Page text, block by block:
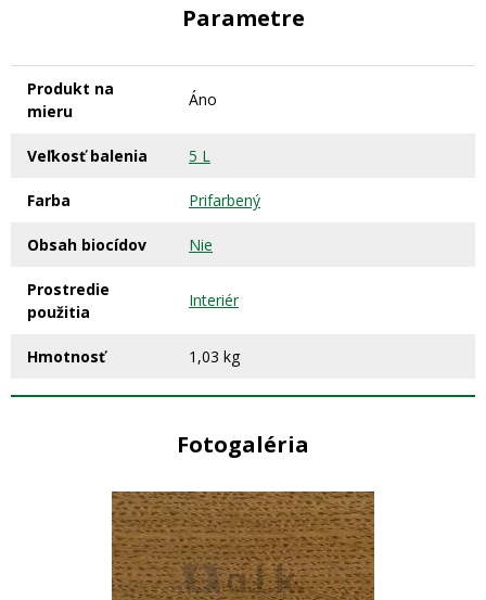
Parametre
Produkt na
mieru
Áno
Veľkosť balenia 5 L
Farba Prifarbený
Obsah biocídov Nie
Prostredie
použitia
Interiér
Hmotnosť 1,03 kg
Fotogaléria